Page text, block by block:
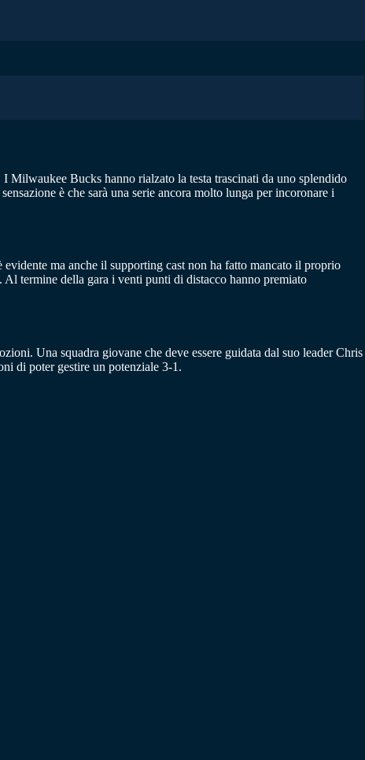
Bucks hanno rialzato la testa trascinati da uno splendido
è che sarà una serie ancora molto lunga per incoronare i
ma anche il supporting cast non ha fatto mancato il proprio
termine della gara i venti punti di distacco hanno premiato
Una squadra giovane che deve essere guidata dal suo leader Chris
di poter gestire un potenziale 3-1.